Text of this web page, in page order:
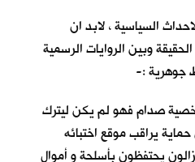
السياسية ، لابد ان
وبين الروايات الرسمية
جوهرية :-
صدام فهو لم يكن ليترك
يراقب موقع اختبائه
يحتفظون بأسلحة و أموال